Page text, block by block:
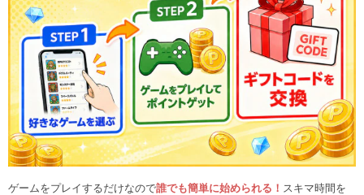
ゲームをプレイするだけなので誰でも簡単に始められる！ スキマ時間を